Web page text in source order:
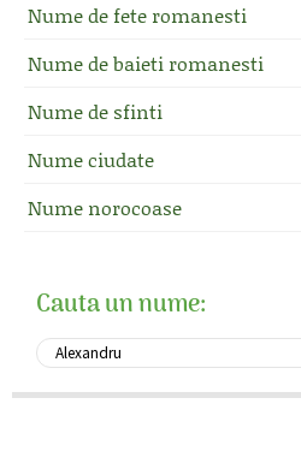
Nume de fete romanesti
Nume de baieti romanesti
Nume de sfinti
Nume ciudate
Nume norocoase
Cauta un nume: